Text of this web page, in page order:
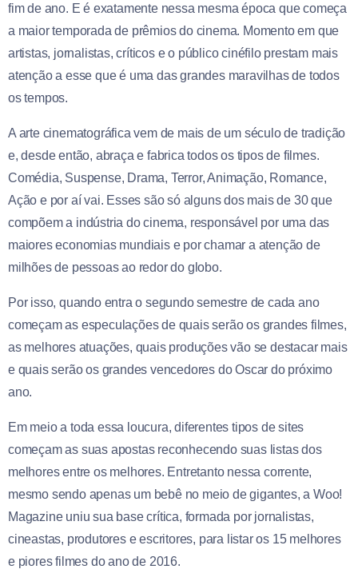
fim de ano. E é exatamente nessa mesma época que começa
a maior temporada de prêmios do cinema. Momento em que
artistas, jornalistas, críticos e o público cinéfilo prestam mais
atenção a esse que é uma das grandes maravilhas de todos
os tempos.
A arte cinematográfica vem de mais de um século de tradição
e, desde então, abraça e fabrica todos os tipos de filmes.
Comédia, Suspense, Drama, Terror, Animação, Romance,
Ação e por aí vai. Esses são só alguns dos mais de 30 que
compõem a indústria do cinema, responsável por uma das
maiores economias mundiais e por chamar a atenção de
milhões de pessoas ao redor do globo.
Por isso, quando entra o segundo semestre de cada ano
começam as especulações de quais serão os grandes filmes,
as melhores atuações, quais produções vão se destacar mais
e quais serão os grandes vencedores do Oscar do próximo
ano.
Em meio a toda essa loucura, diferentes tipos de sites
começam as suas apostas reconhecendo suas listas dos
melhores entre os melhores. Entretanto nessa corrente,
mesmo sendo apenas um bebê no meio de gigantes, a Woo!
Magazine uniu sua base crítica, formada por jornalistas,
cineastas, produtores e escritores, para listar os 15 melhores
e piores filmes do ano de 2016.